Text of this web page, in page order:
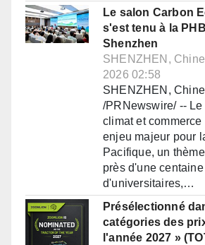
Le salon Carbon
s'est tenu à la
Shenzhen
SHENZHEN,
2026 02:58
SHENZHEN,
/PRNewswire/ --
climat et
enjeu majeur pour
Pacifique, un
près d'une centaine
d'universitaires,…
Présélectionné
catégories des
l'année 2027 »